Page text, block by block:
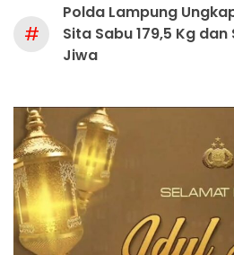
#
Polda Lampung
Sita Sabu 179,5 Kg
Jiwa